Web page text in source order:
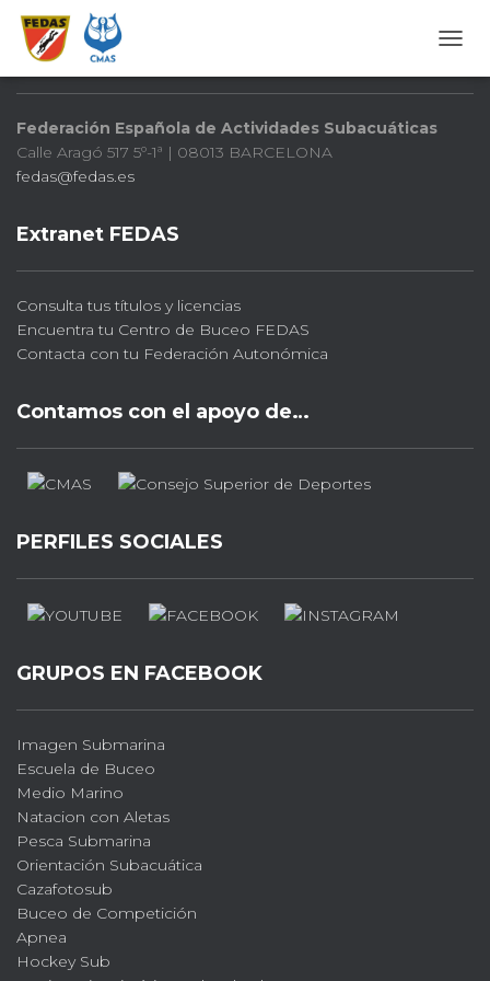
FEDAS
Federación Española de Actividades Subacuáticas
Calle Aragó 517 5º-1ª | 08013 BARCELONA
fedas@fedas.es
Extranet FEDAS
Consulta tus títulos y licencias
Encuentra tu Centro de Buceo FEDAS
Contacta con tu Federación Autonómica
Contamos con el apoyo de…
PERFILES SOCIALES
GRUPOS EN FACEBOOK
Imagen Submarina
Escuela de Buceo
Medio Marino
Natacion con Aletas
Pesca Submarina
Orientación Subacuática
Cazafotosub
Buceo de Competición
Apnea
Hockey Sub